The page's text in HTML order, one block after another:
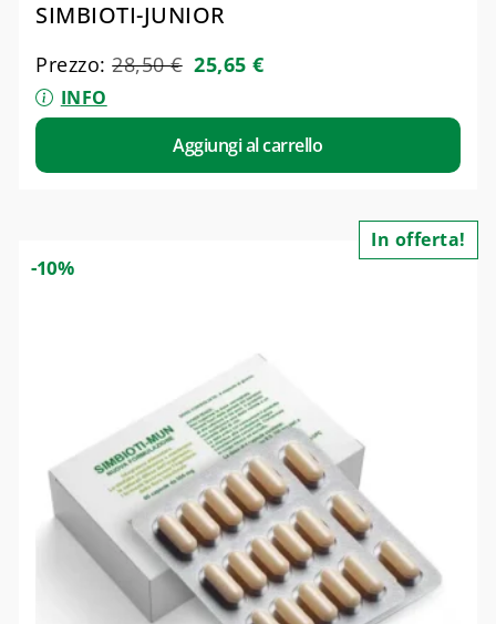
SIMBIOTI-JUNIOR
Prezzo:28,50€ 25,65€
INFO
Aggiungi al carrello
In offerta!
-10%